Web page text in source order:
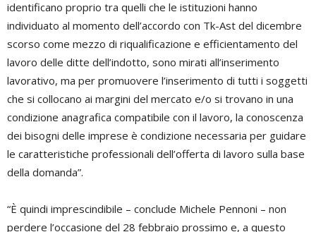
identificano proprio tra quelli che le istituzioni hanno
individuato al momento dell’accordo con Tk-Ast del dicembre
scorso come mezzo di riqualificazione e efficientamento del
lavoro delle ditte dell’indotto, sono mirati all’inserimento
lavorativo, ma per promuovere l’inserimento di tutti i soggetti
che si collocano ai margini del mercato e/o si trovano in una
condizione anagrafica compatibile con il lavoro, la conoscenza
dei bisogni delle imprese è condizione necessaria per guidare
le caratteristiche professionali dell’offerta di lavoro sulla base
della domanda”.
“È quindi imprescindibile – conclude Michele Pennoni – non
perdere l’occasione del 28 febbraio prossimo e, a questo